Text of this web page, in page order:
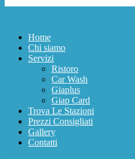
Home
Chi siamo
Servizi
Ristoro
Car Wash
Giaplus
Giap Card
Trova Le Stazioni
Prezzi Consigliati
Gallery
Contatti